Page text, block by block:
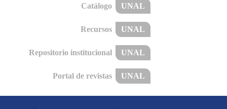
Catálogo UNAL
Recursos UNAL
Repositorio institucional UNAL
Portal de revistas UNAL